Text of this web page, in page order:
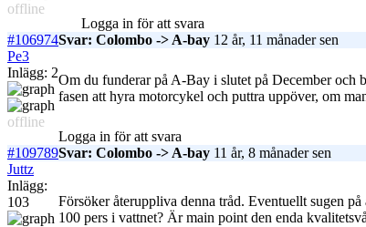
offline
Logga in för att svara
#106974Svar: Colombo -> A-bay 12 år, 11 månader sen
Pe3
Inlägg: 2
offline
Om du funderar på A-Bay i slutet på December och
fasen att hyra motorcykel och puttra uppöver, om
Logga in för att svara
#109789Svar: Colombo -> A-bay 11 år, 8 månader sen
Juttz
Inlägg:
103
Försöker återuppliva denna tråd. Eventuellt sugen
100 pers i vattnet? Är main point den enda